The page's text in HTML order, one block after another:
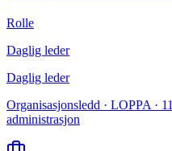
Rolle
Daglig leder
Daglig leder
Organisasjonsledd · LOPPA ·
administrasjon